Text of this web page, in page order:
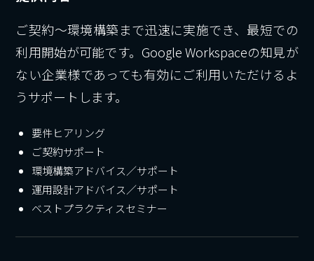
ご契約～環境構築まで迅速に実施でき、最短での
利用開始が可能です。Google Workspaceの知見が
ない企業様であっても有効にご利用いただけるよ
うサポートします。
要件ヒアリング
ご契約サポート
環境構築アドバイス／サポート
運用設計アドバイス／サポート
ベストプラクティスセミナー